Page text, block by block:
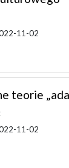
11-02
teorie
11-02